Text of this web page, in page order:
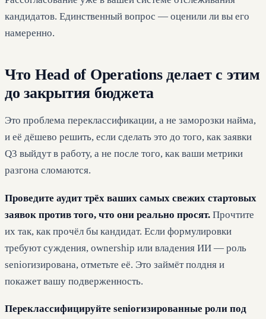
кандидатов. Единственный вопрос — оценили ли вы его
намеренно.
Что Head of Operations делает с этим
до закрытия бюджета
Это проблема переклассификации, а не заморозки найма,
и её дёшево решить, если сделать это до того, как заявки
Q3 выйдут в работу, а не после того, как ваши метрики
разгона сломаются.
Проведите аудит трёх ваших самых свежих стартовых
заявок против того, что они реально просят. Прочтите
их так, как прочёл бы кандидат. Если формулировки
требуют суждения, ownership или владения ИИ — роль
seniorизирована, отметьте её. Это займёт полдня и
покажет вашу подверженность.
Переклассифицируйте seniorизированные роли под